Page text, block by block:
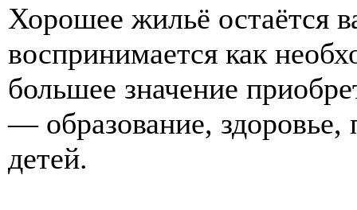
Хорошее жильё остаётся
воспринимается как
большее значение
— образование,
детей.